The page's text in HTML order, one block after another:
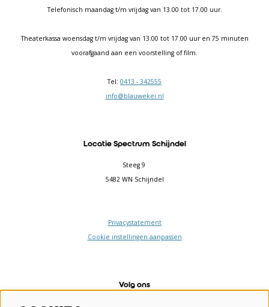
Telefonisch maandag t/m vrijdag van 13.00 tot 17.00 uur.
Theaterkassa woensdag t/m vrijdag van 13.00 tot 17.00 uur en 75 minuten
voorafgaand aan een voorstelling of film.
Tel: 0413 - 342555
info@blauwekei.nl
Locatie Spectrum Schijndel
Steeg 9
5482 WN Schijndel
Privacystatement
Cookie instellingen aanpassen
Volg ons